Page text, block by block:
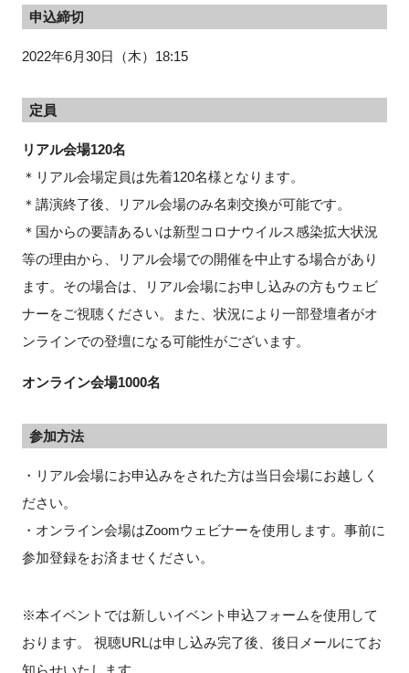
申込締切
2022年6月30日（木）18:15
定員
リアル会場120名
＊リアル会場定員は先着120名様となります。
＊講演終了後、リアル会場のみ名刺交換が可能です。
＊国からの要請あるいは新型コロナウイルス感染拡大状況
等の理由から、リアル会場での開催を中止する場合があり
ます。その場合は、リアル会場にお申し込みの方もウェビ
ナーをご視聴ください。また、状況により一部登壇者がオ
ンラインでの登壇になる可能性がございます。
オンライン会場1000名
参加方法
・リアル会場にお申込みをされた方は当日会場にお越しく
ださい。
・オンライン会場はZoomウェビナーを使用します。事前に
参加登録をお済ませください。
※本イベントでは新しいイベント申込フォームを使用して
おります。 視聴URLは申し込み完了後、後日メールにてお